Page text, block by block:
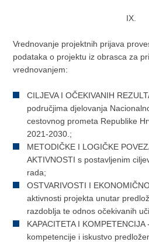
IX.
Vrednovanje projektnih prijava
podataka o projektu iz obrasca za
vrednovanjem:
CILJEVA I OČEKIVANIH
područjima djelovanja
cestovnog prometa Republike
2021-2030.;
METODIČKE I LOGIČKE
AKTIVNOSTI s postavljenim
rada;
OSTVARIVOSTI I
aktivnosti projekta unutar
razdoblja te odnos očekivanih
KAPACITETA I KOMPETENCIJA
kompetencije i iskustvo